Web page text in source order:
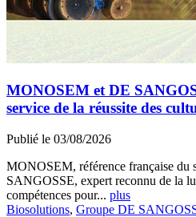
MONOSEM et DE
service de la réussite des
Publié le 03/08/2026
MONOSEM, référence française du
SANGOSSE, expert reconnu de la
compétences pour... plus
Biosolutions, Groupe DE